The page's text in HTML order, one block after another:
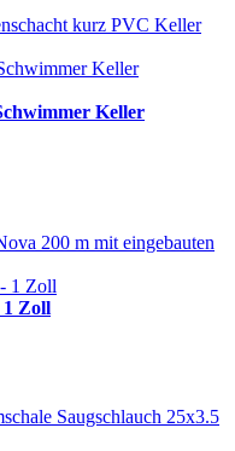
kurz PVC Keller
Keller
200 m mit eingebauten
1 Zoll
Saugschlauch 25x3.5